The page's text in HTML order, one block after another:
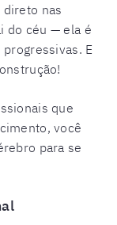
nas
do céu — ela é
E
que
você
para se